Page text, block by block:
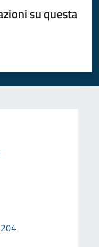
su questa